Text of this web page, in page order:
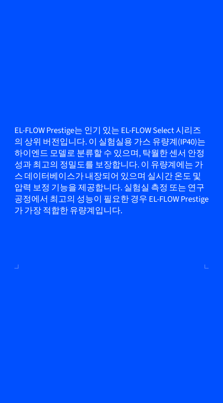
EL-FLOW Prestige는 인기 있는 EL-FLOW Select 시리즈
의 상위 버전입니다. 이 실험실용 가스 유량계(IP40)는
하이엔드 모델로 분류할 수 있으며, 탁월한 센서 안정
성과 최고의 정밀도를 보장합니다. 이 유량계에는 가
스 데이터베이스가 내장되어 있으며 실시간 온도 및
압력 보정 기능을 제공합니다. 실험실 측정 또는 연구
공정에서 최고의 성능이 필요한 경우 EL-FLOW Prestige
가 가장 적합한 유량계입니다.